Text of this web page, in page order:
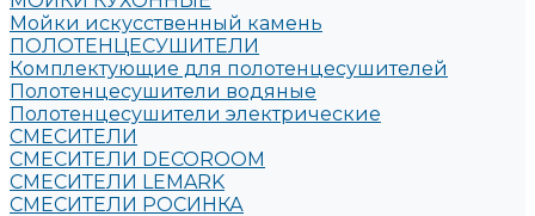
Мойки искусственный камень
ПОЛОТЕНЦЕСУШИТЕЛИ
Комплектующие для полотенцесушителей
Полотенцесушители водяные
Полотенцесушители электрические
СМЕСИТЕЛИ
СМЕСИТЕЛИ DECOROOM
СМЕСИТЕЛИ LEMARK
СМЕСИТЕЛИ РОСИНКА